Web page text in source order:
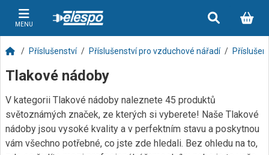
MENU
Příslušenství Příslušenství pro vzduchové nářadí
Tlakové nádoby
V kategorii Tlakové nádoby naleznete 45 produktů
světoznámých značek, ze kterých si vyberete! Naše Tlakové
nádoby jsou vysoké kvality a v perfektním stavu a poskytnou
vám všechno potřebné, co jste zde hledali. Bez ohledu na to,